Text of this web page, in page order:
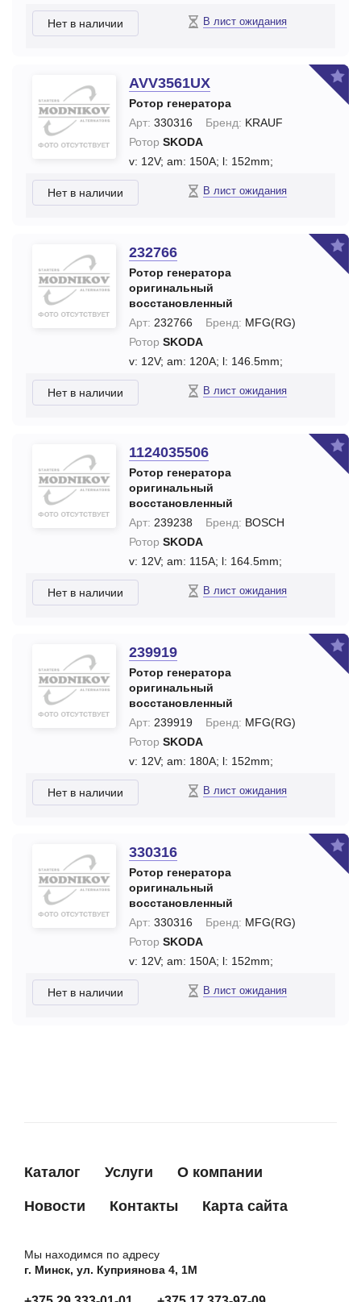
Нет в наличии В лист ожидания
AVV3561UX
Ротор генератора
Арт: 330316 Бренд: KRAUF
Ротор SKODA
v: 12V; am: 150A; l: 152mm;
Нет в наличии В лист ожидания
232766
Ротор генератора
оригинальный
восстановленный
Арт: 232766 Бренд: MFG(RG)
Ротор SKODA
v: 12V; am: 120A; l: 146.5mm;
Нет в наличии В лист ожидания
1124035506
Ротор генератора
оригинальный
восстановленный
Арт: 239238 Бренд: BOSCH
Ротор SKODA
v: 12V; am: 115A; l: 164.5mm;
Нет в наличии В лист ожидания
239919
Ротор генератора
оригинальный
восстановленный
Арт: 239919 Бренд: MFG(RG)
Ротор SKODA
v: 12V; am: 180A; l: 152mm;
Нет в наличии В лист ожидания
330316
Ротор генератора
оригинальный
восстановленный
Арт: 330316 Бренд: MFG(RG)
Ротор SKODA
v: 12V; am: 150A; l: 152mm;
Нет в наличии В лист ожидания
Каталог Услуги О компании
Новости Контакты Карта сайта
Мы находимся по адресу
г. Минск, ул. Куприянова 4, 1М